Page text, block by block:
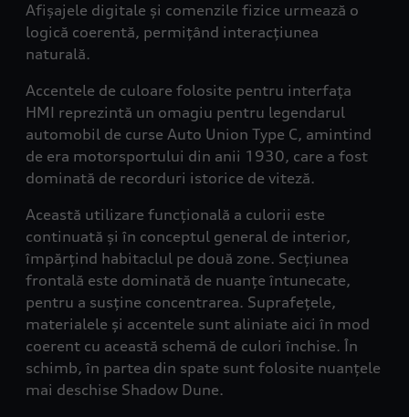
Afișajele digitale și comenzile fizice urmează o
logică coerentă, permițând interacțiunea
naturală.
Accentele de culoare folosite pentru interfața
HMI reprezintă un omagiu pentru legendarul
automobil de curse Auto Union Type C, amintind
de era motorsportului din anii 1930, care a fost
dominată de recorduri istorice de viteză.
Această utilizare funcțională a culorii este
continuată și în conceptul general de interior,
împărțind habitaclul pe două zone. Secțiunea
frontală este dominată de nuanțe întunecate,
pentru a susține concentrarea. Suprafețele,
materialele și accentele sunt aliniate aici în mod
coerent cu această schemă de culori închise. În
schimb, în partea din spate sunt folosite nuanțele
mai deschise Shadow Dune.